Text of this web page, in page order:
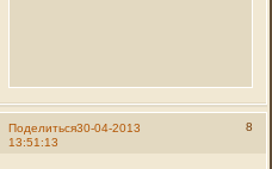
Поделиться 8
30-04-2013
13:51:13